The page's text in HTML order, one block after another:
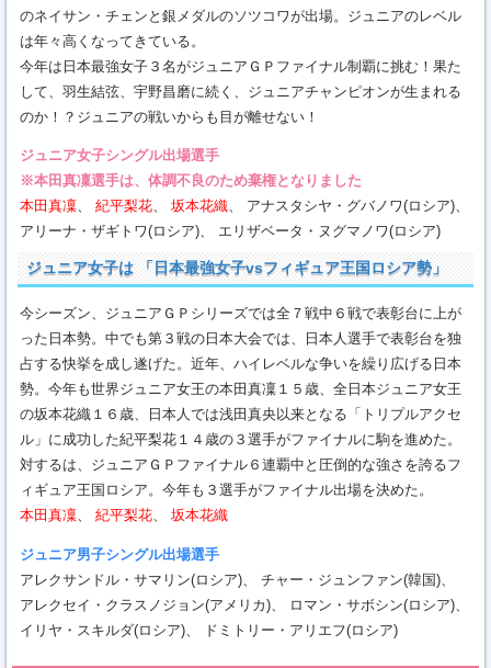
のネイサン・チェンと銀メダルのソツコワが出場。ジュニアのレベル
は年々高くなってきている。
今年は日本最強女子３名がジュニアＧＰファイナル制覇に挑む！果た
して、羽生結弦、宇野昌磨に続く、ジュニアチャンピオンが生まれる
のか！？ジュニアの戦いからも目が離せない！
ジュニア女子シングル出場選手
※本田真凜選手は、体調不良のため棄権となりました
本田真凜、 紀平梨花、 坂本花織、 アナスタシヤ・グバノワ(ロシア)、
アリーナ・ザギトワ(ロシア)、 エリザベータ・ヌグマノワ(ロシア)
ジュニア女子は 「日本最強女子vsフィギュア王国ロシア勢」
今シーズン、ジュニアＧＰシリーズでは全７戦中６戦で表彰台に上が
った日本勢。中でも第３戦の日本大会では、日本人選手で表彰台を独
占する快挙を成し遂げた。近年、ハイレベルな争いを繰り広げる日本
勢。今年も世界ジュニア女王の本田真凜１５歳、全日本ジュニア女王
の坂本花織１６歳、日本人では浅田真央以来となる「トリプルアクセ
ル」に成功した紀平梨花１４歳の３選手がファイナルに駒を進めた。
対するは、ジュニアＧＰファイナル６連覇中と圧倒的な強さを誇るフ
ィギュア王国ロシア。今年も３選手がファイナル出場を決めた。
本田真凜、 紀平梨花、 坂本花織
ジュニア男子シングル出場選手
アレクサンドル・サマリン(ロシア)、 チャー・ジュンファン(韓国)、
アレクセイ・クラスノジョン(アメリカ)、 ロマン・サボシン(ロシア)、
イリヤ・スキルダ(ロシア)、 ドミトリー・アリエフ(ロシア)